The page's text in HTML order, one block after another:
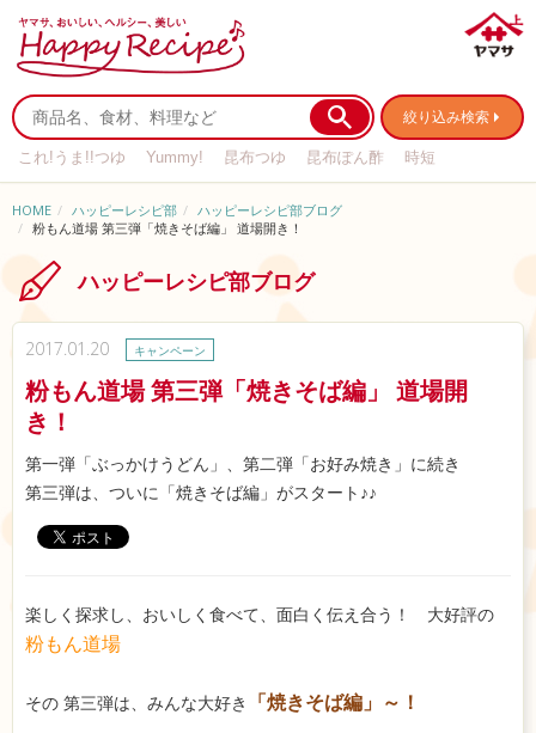
絞り込み検索
これ!うま!!つゆ Yummy! 昆布つゆ 昆布ぽん酢
時短
HOME
ハッピーレシピ部
ハッピーレシピ部ブログ
粉もん道場 第三弾「焼きそば編」 道場開き！
ハッピーレシピ部ブログ
2017.01.20 キャンペーン
粉もん道場 第三弾「焼きそば編」 道場開
き！
第一弾「ぶっかけうどん」、第二弾「お好み焼き」に続き
第三弾は、ついに「焼きそば編」がスタート♪♪
楽しく探求し、おいしく食べて、面白く伝え合う！ 大好評の
粉もん道場
その 第三弾は、みんな大好き 「焼きそば編」～！